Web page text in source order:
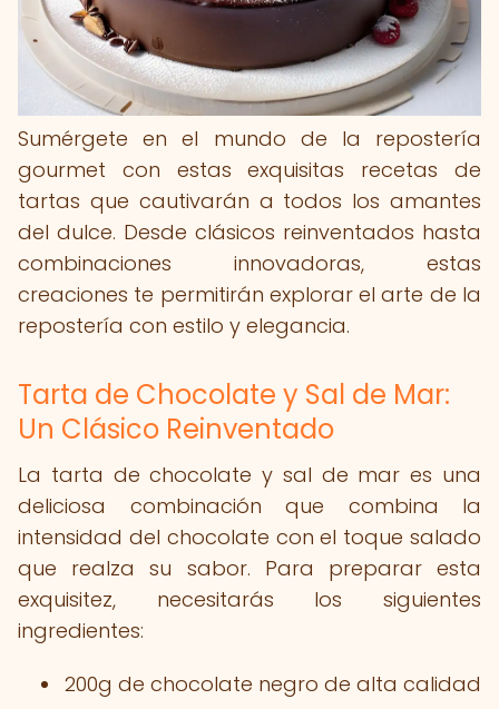
Sumérgete en el mundo de la repostería
gourmet con estas exquisitas recetas de
tartas que cautivarán a todos los amantes
del dulce. Desde clásicos reinventados hasta
combinaciones innovadoras, estas
creaciones te permitirán explorar el arte de la
repostería con estilo y elegancia.
Tarta de Chocolate y Sal de Mar:
Un Clásico Reinventado
La tarta de chocolate y sal de mar es una
deliciosa combinación que combina la
intensidad del chocolate con el toque salado
que realza su sabor. Para preparar esta
exquisitez, necesitarás los siguientes
ingredientes:
200g de chocolate negro de alta calidad